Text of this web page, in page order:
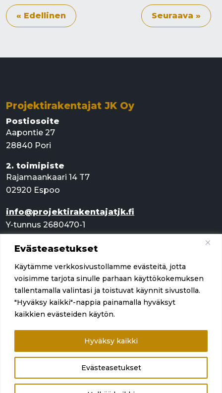
Evästeasetukset
Käytämme verkkosivustollamme evästeitä, jotta
voisimme tarjota sinulle parhaan käyttökokemuksen
tallentamalla valintasi ja toistuvat käynnit sivustolla.
"Hyväksy kaikki"-nappia painamalla hyväksyt
kaikkien evästeiden käytön.
Evästeasetukset
Hyväksy kaikki
« Edellinen Seuraava »
Projektirakentajat JK Oy
Postiosoite
Aapontie 27
28840 Pori
2. toimipiste
Rajamaankaari 14 T7
02920 Espoo
info@projektirakentajatjk.fi
Y-tunnus 2680470-1
Pikalinkit
Palvelut
Referenssit
Yritys